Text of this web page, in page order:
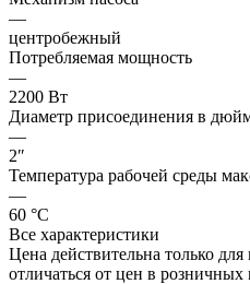
—
центробежный
Потребляемая мощность
—
2200 Вт
Диаметр присоединения в
—
2″
Температура рабочей среды
—
60 °С
Все характеристики
Цена действительна только
отличаться от цен в розничных